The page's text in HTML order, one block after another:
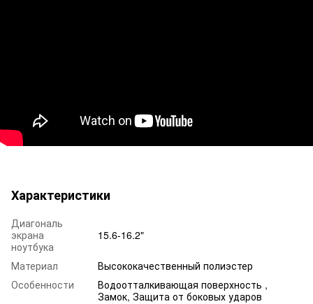
Характеристики
Диагональ
экрана
ноутбука
15.6-16.2"
Материал
Высококачественный полиэстер
Особенности
Водоотталкивающая поверхность ,
Замок, Защита от боковых ударов